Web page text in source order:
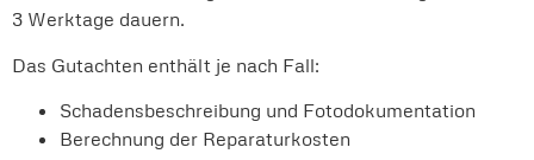
3 Werktage dauern.
Das Gutachten enthält je nach Fall:
Schadensbeschreibung und Fotodokumentation
Berechnung der Reparaturkosten